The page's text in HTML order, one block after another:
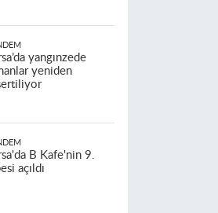
yangınzede
yeniden
B Kafe'nin 9.
açıldı